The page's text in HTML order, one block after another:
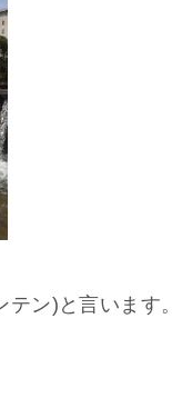
ン)と言います。